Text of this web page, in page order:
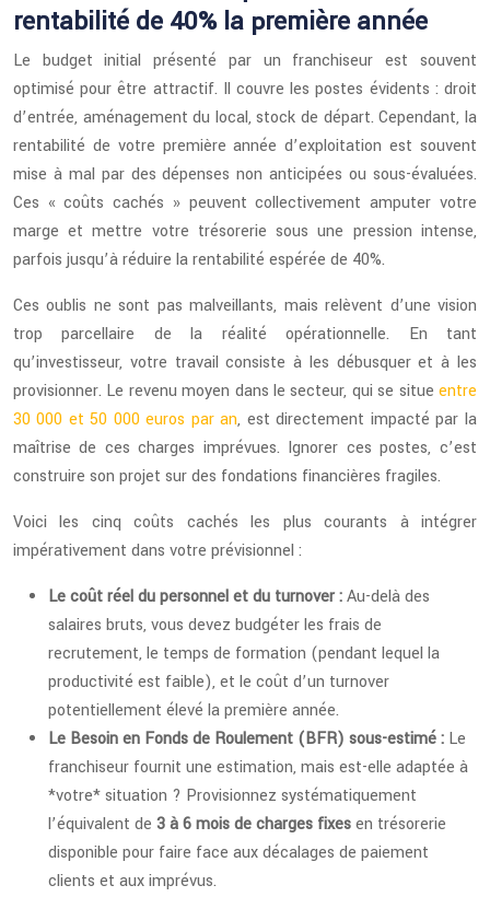
rentabilité de 40% la première année
Le budget initial présenté par un franchiseur est souvent
optimisé pour être attractif. Il couvre les postes évidents : droit
d’entrée, aménagement du local, stock de départ. Cependant, la
rentabilité de votre première année d’exploitation est souvent
mise à mal par des dépenses non anticipées ou sous-évaluées.
Ces « coûts cachés » peuvent collectivement amputer votre
marge et mettre votre trésorerie sous une pression intense,
parfois jusqu’à réduire la rentabilité espérée de 40%.
Ces oublis ne sont pas malveillants, mais relèvent d’une vision
trop parcellaire de la réalité opérationnelle. En tant
qu’investisseur, votre travail consiste à les débusquer et à les
provisionner. Le revenu moyen dans le secteur, qui se situe entre
30 000 et 50 000 euros par an, est directement impacté par la
maîtrise de ces charges imprévues. Ignorer ces postes, c’est
construire son projet sur des fondations financières fragiles.
Voici les cinq coûts cachés les plus courants à intégrer
impérativement dans votre prévisionnel :
Le coût réel du personnel et du turnover :Au-delà des
salaires bruts, vous devez budgéter les frais de
recrutement, le temps de formation (pendant lequel la
productivité est faible), et le coût d’un turnover
potentiellement élevé la première année.
Le Besoin en Fonds de Roulement (BFR) sous-estimé : Le
franchiseur fournit une estimation, mais est-elle adaptée à
*votre* situation ? Provisionnez systématiquement
l’équivalent de 3 à 6 mois de charges fixesen trésorerie
disponible pour faire face aux décalages de paiement
clients et aux imprévus.